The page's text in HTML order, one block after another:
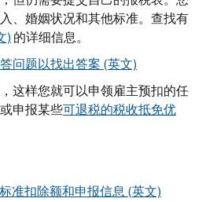
、婚姻状况和其他标准。查找有
) 的详细信息。
问题以找出答案 (英文)
这样您就可以申领雇主预扣的任
申报某些可退税的税收抵免优
准扣除额和申报信息 (英文)